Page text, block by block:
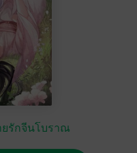
ยรักจีนโบราณ